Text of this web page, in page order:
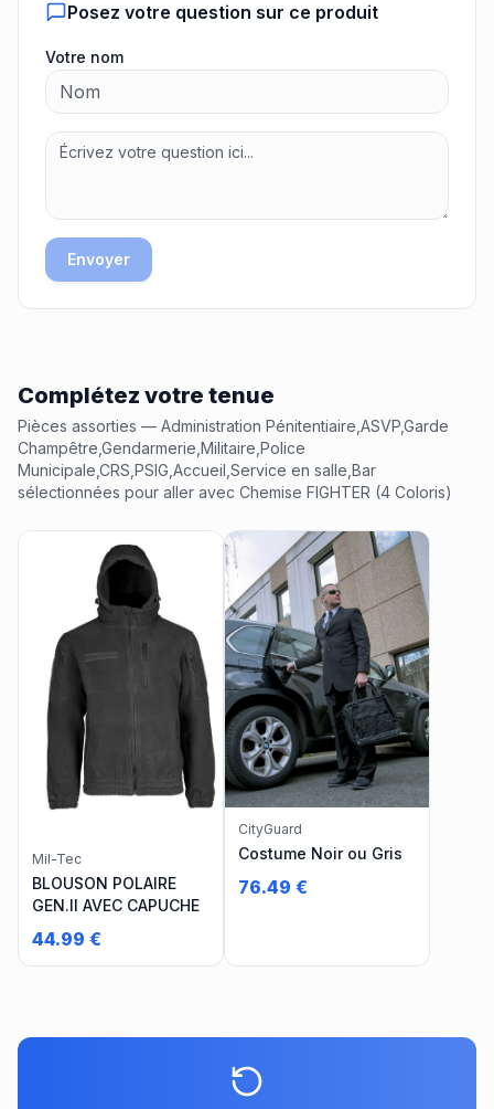
Posez votre question sur ce produit
Votre nom
Envoyer
Complétez votre tenue
Pièces assorties — Administration Pénitentiaire,ASVP,Garde
Champêtre,Gendarmerie,Militaire,Police
Municipale,CRS,PSIG,Accueil,Service en salle,Bar
sélectionnées pour aller avec Chemise FIGHTER (4 Coloris)
Mil-Tec
BLOUSON POLAIRE
GEN.II AVEC CAPUCHE
44.99 €
CityGuard
Costume Noir ou Gris
76.49 €